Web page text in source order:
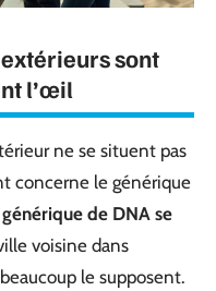
sont
l’œil
ne se situent pas
concerne le générique
de DNA se
voisine dans
le supposent.